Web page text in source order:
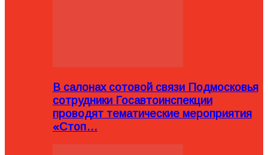
В салонах сотовой связи Подмосковья
сотрудники Госавтоинспекции
проводят тематические мероприятия
«Стоп…